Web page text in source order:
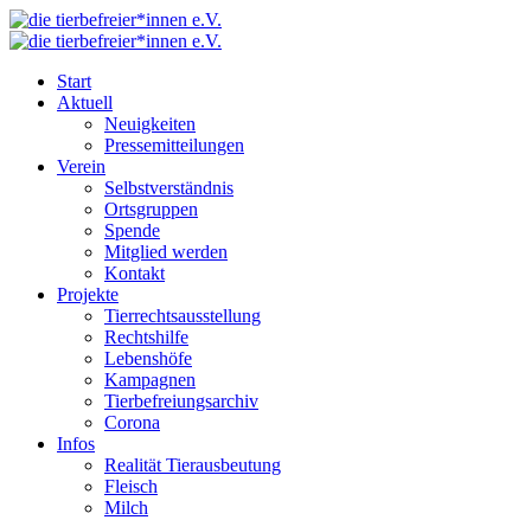
Start
Aktuell
Neuigkeiten
Pressemitteilungen
Verein
Selbstverständnis
Ortsgruppen
Spende
Mitglied werden
Kontakt
Projekte
Tierrechtsausstellung
Rechtshilfe
Lebenshöfe
Kampagnen
Tierbefreiungsarchiv
Corona
Infos
Realität Tierausbeutung
Fleisch
Milch